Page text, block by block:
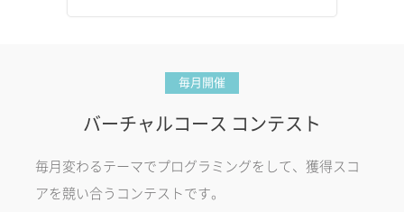
毎月開催
バーチャルコース コンテスト
毎月変わるテーマでプログラミングをして、獲得スコ
アを競い合うコンテストです。